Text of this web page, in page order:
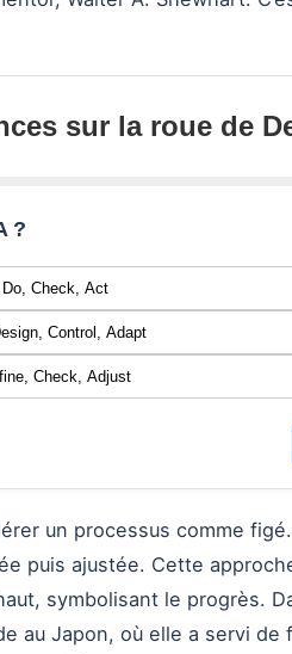
sur la roue de
?
Check, Act
Control, Adapt
Check, Adjust
un processus comme
puis ajustée. Cette
symbolisant le progrès.
au Japon, où elle a servi de